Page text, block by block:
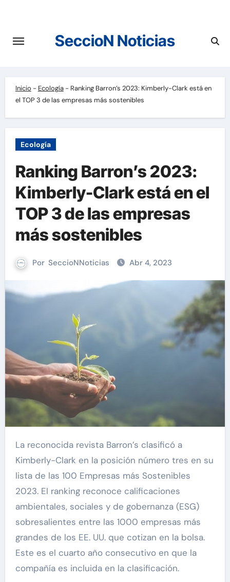
contenido
SeccioN Noticias
Inicio - Ecología- Ranking Barron’s 2023: Kimberly-Clark está en
el TOP 3 de las empresas más sostenibles
Ecología
Ranking Barron’s 2023:
Kimberly-Clark está en el
TOP 3 de las empresas
más sostenibles
Por SeccioNNoticias Abr 4, 2023
La reconocida revista Barron’s clasificó a
Kimberly-Clark en la posición número tres en su
lista de las 100 Empresas más Sostenibles
2023. El ranking reconoce calificaciones
ambientales, sociales y de gobernanza (ESG)
sobresalientes entre las 1000 empresas más
grandes de los EE. UU. que cotizan en la bolsa.
Este es el cuarto año consecutivo en que la
compañía es incluida en la clasificación.